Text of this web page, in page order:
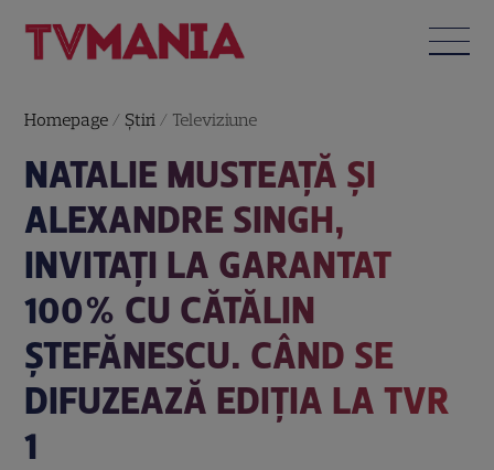
Homepage / Știri / Televiziune
NATALIE MUSTEAȚĂ ȘI
ALEXANDRE SINGH,
INVITAȚI LA GARANTAT
100% CU CĂTĂLIN
ȘTEFĂNESCU. CÂND SE
DIFUZEAZĂ EDIȚIA LA TVR
1